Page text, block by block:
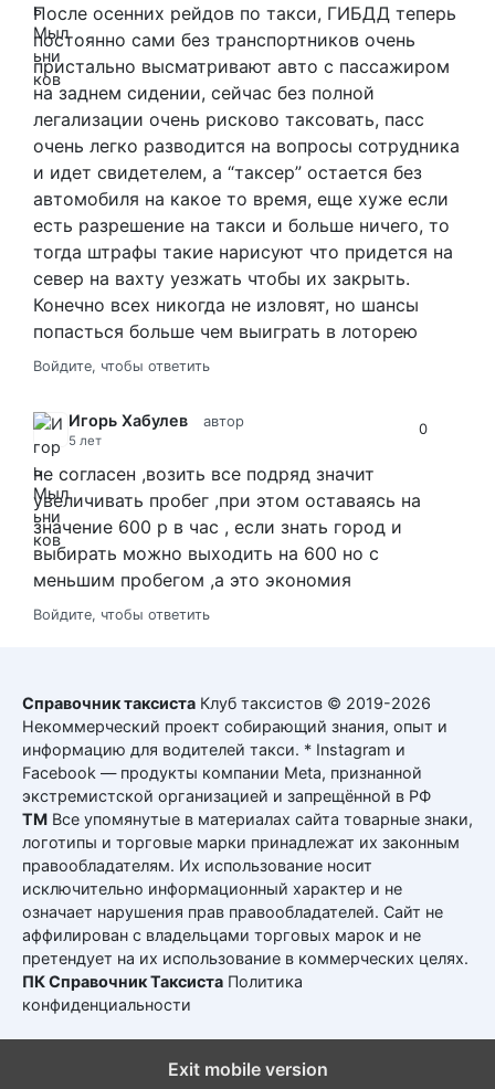
После осенних рейдов по такси, ГИБДД теперь
постоянно сами без транспортников очень
пристально высматривают авто с пассажиром
на заднем сидении, сейчас без полной
легализации очень рисково таксовать, пасс
очень легко разводится на вопросы сотрудника
и идет свидетелем, а “таксер” остается без
автомобиля на какое то время, еще хуже если
есть разрешение на такси и больше ничего, то
тогда штрафы такие нарисуют что придется на
север на вахту уезжать чтобы их закрыть.
Конечно всех никогда не изловят, но шансы
попасться больше чем выиграть в лоторею
Войдите, чтобы ответить
Игорь Хабулев автор
5 лет
0
не согласен ,возить все подряд значит
увеличивать пробег ,при этом оставаясь на
значение 600 р в час , если знать город и
выбирать можно выходить на 600 но с
меньшим пробегом ,а это экономия
Войдите, чтобы ответить
Справочник таксиста Клуб таксистов © 2019-2026
Некоммерческий проект собирающий знания, опыт и
информацию для водителей такси. * Instagram и
Facebook — продукты компании Meta, признанной
экстремистской организацией и запрещённой в РФ
ТМ Все упомянутые в материалах сайта товарные знаки,
логотипы и торговые марки принадлежат их законным
правообладателям. Их использование носит
исключительно информационный характер и не
означает нарушения прав правообладателей. Сайт не
аффилирован с владельцами торговых марок и не
претендует на их использование в коммерческих целях.
ПК Справочник Таксиста Политика
конфиденциальности
Exit mobile version